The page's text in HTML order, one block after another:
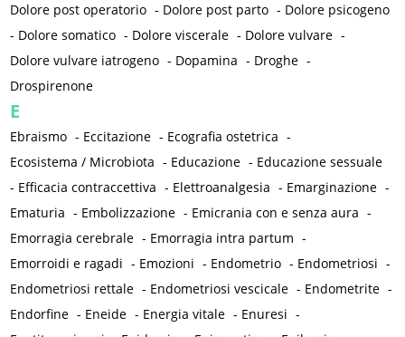
Dolore post operatorio - Dolore post parto - Dolore psicogeno
- Dolore somatico - Dolore viscerale - Dolore vulvare -
Dolore vulvare iatrogeno - Dopamina - Droghe -
Drospirenone
E
Ebraismo - Eccitazione - Ecografia ostetrica -
Ecosistema / Microbiota - Educazione - Educazione sessuale
- Efficacia contraccettiva - Elettroanalgesia - Emarginazione -
Ematuria - Embolizzazione - Emicrania con e senza aura -
Emorragia cerebrale - Emorragia intra partum -
Emorroidi e ragadi - Emozioni - Endometrio - Endometriosi -
Endometriosi rettale - Endometriosi vescicale - Endometrite -
Endorfine - Eneide - Energia vitale - Enuresi -